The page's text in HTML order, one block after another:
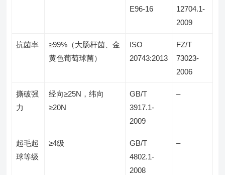
E96-16
12704.1-
2009
抗菌率
≥99%（大肠杆菌、金
黄色葡萄球菌）
ISO
20743:2013
FZ/T
73023-
2006
撕破强
力
经向≥25N，纬向
≥20N
GB/T
3917.1-
2009
–
起毛起
球等级
≥4级
GB/T
4802.1-
2008
–